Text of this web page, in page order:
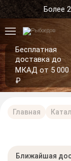
Более
Бесплатная
доставка до
МКАД от 5 000
₽
Главная
Ближайшая